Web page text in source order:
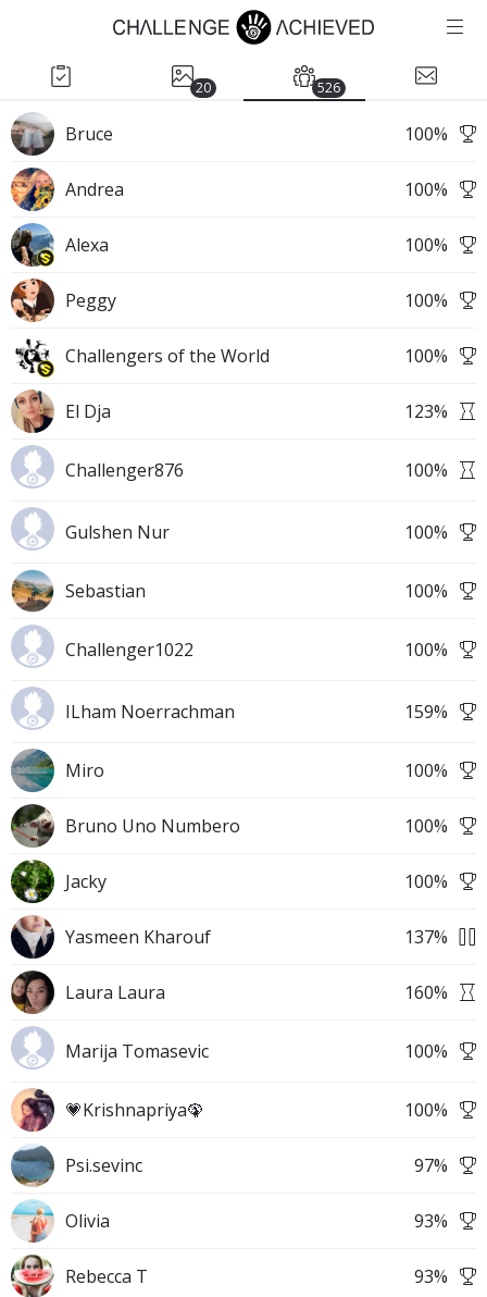
20 526
Bruce 100%
Andrea 100%
Alexa 100%
Peggy 100%
Challengers of the World 100%
El Dja 123%
Challenger876 100%
Gulshen Nur 100%
Sebastian 100%
Challenger1022 100%
ILham Noerrachman 159%
Miro 100%
Bruno Uno Numbero 100%
Jacky 100%
Yasmeen Kharouf 137%
Laura Laura 160%
Marija Tomasevic 100%
💗Krishnapriya🦚 100%
Psi.sevinc 97%
Olivia 93%
Rebecca T 93%